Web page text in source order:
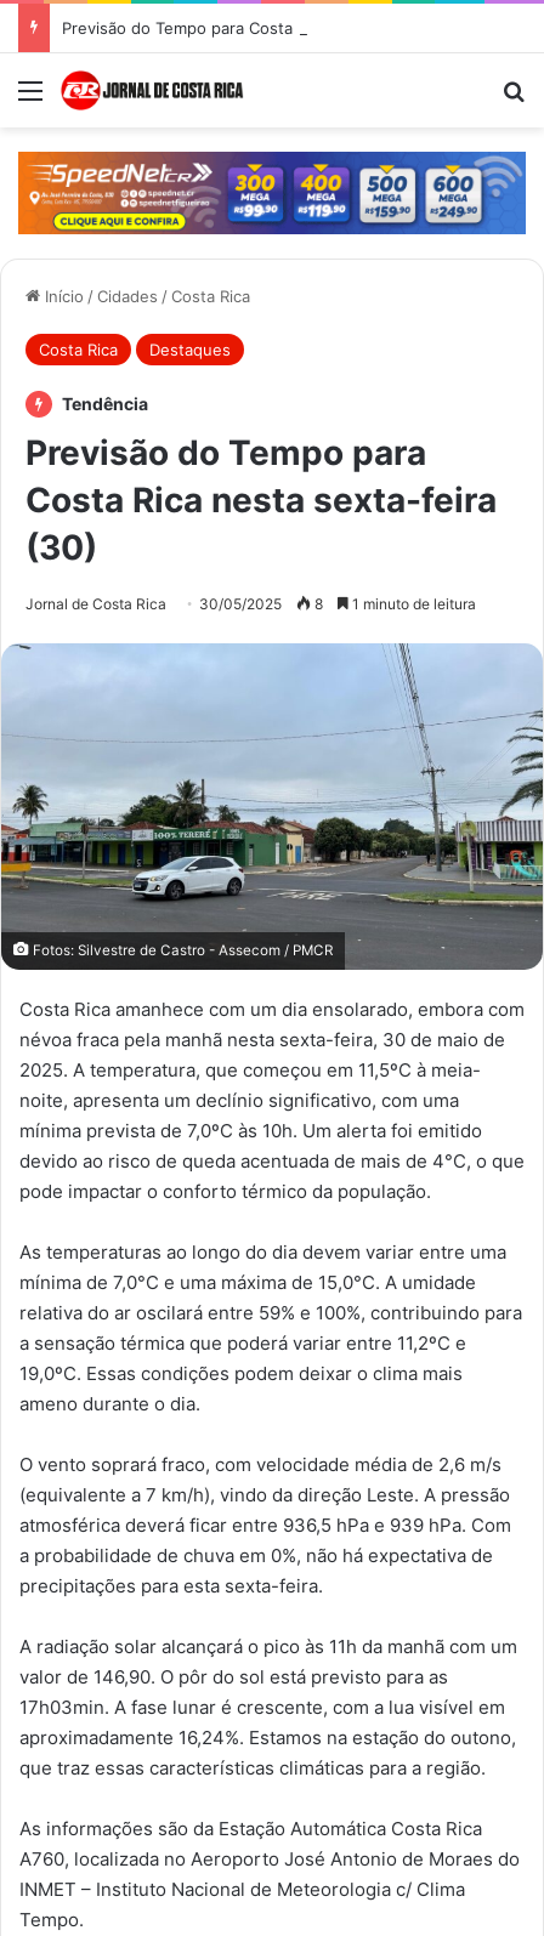
Previsão do Tempo para Costa Rica nesta quinta-feira (6)
Menu
Início /Cidades /Costa Rica
Costa Rica Destaques
Tendência
Previsão do Tempo para
Costa Rica nesta sexta-feira
(30)
Jornal de Costa Rica 30/05/2025 8 1 minuto de leitura
Fotos: Silvestre de Castro - Assecom / PMCR
Costa Rica amanhece com um dia ensolarado, embora com
névoa fraca pela manhã nesta sexta-feira, 30 de maio de
2025. A temperatura, que começou em 11,5ºC à meia-
noite, apresenta um declínio significativo, com uma
mínima prevista de 7,0ºC às 10h. Um alerta foi emitido
devido ao risco de queda acentuada de mais de 4°C, o que
pode impactar o conforto térmico da população.
As temperaturas ao longo do dia devem variar entre uma
mínima de 7,0°C e uma máxima de 15,0°C. A umidade
relativa do ar oscilará entre 59% e 100%, contribuindo para
a sensação térmica que poderá variar entre 11,2ºC e
19,0ºC. Essas condições podem deixar o clima mais
ameno durante o dia.
O vento soprará fraco, com velocidade média de 2,6 m/s
(equivalente a 7 km/h), vindo da direção Leste. A pressão
atmosférica deverá ficar entre 936,5 hPa e 939 hPa. Com
a probabilidade de chuva em 0%, não há expectativa de
precipitações para esta sexta-feira.
A radiação solar alcançará o pico às 11h da manhã com um
valor de 146,90. O pôr do sol está previsto para as
17h03min. A fase lunar é crescente, com a lua visível em
aproximadamente 16,24%. Estamos na estação do outono,
que traz essas características climáticas para a região.
As informações são da Estação Automática Costa Rica
A760, localizada no Aeroporto José Antonio de Moraes do
INMET – Instituto Nacional de Meteorologia c/ Clima
Tempo.